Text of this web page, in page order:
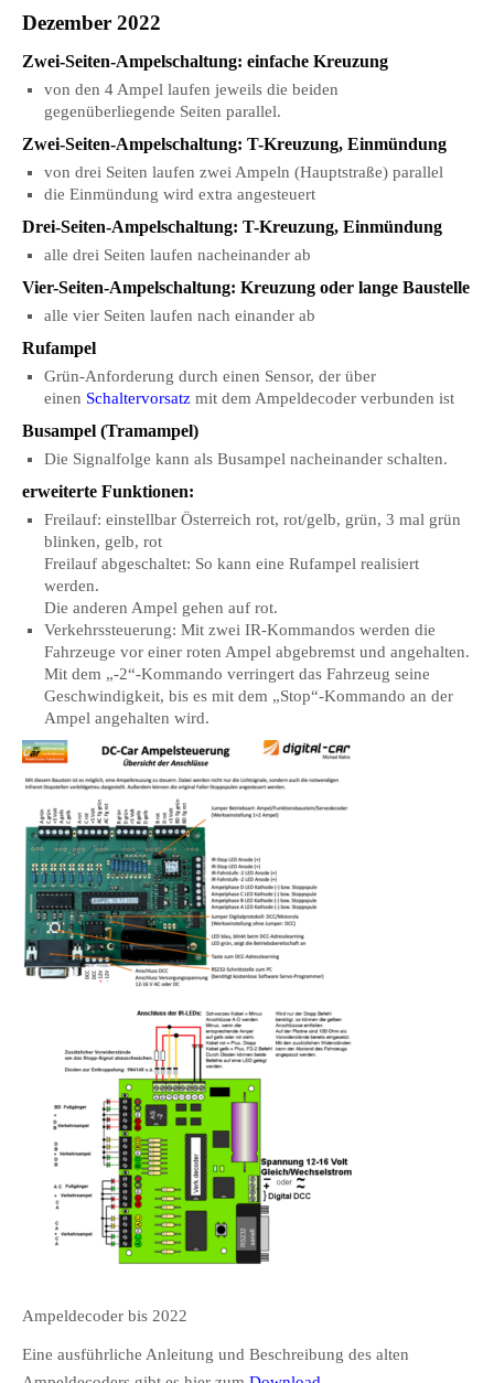
Dezember 2022
Zwei-Seiten-Ampelschaltung: einfache Kreuzung
von den 4 Ampel laufen jeweils die beiden
gegenüberliegende Seiten parallel.
Zwei-Seiten-Ampelschaltung: T-Kreuzung, Einmündung
von drei Seiten laufen zwei Ampeln (Hauptstraße) parallel
die Einmündung wird extra angesteuert
Drei-Seiten-Ampelschaltung: T-Kreuzung, Einmündung
alle drei Seiten laufen nacheinander ab
Vier-Seiten-Ampelschaltung: Kreuzung oder lange Baustelle
alle vier Seiten laufen nach einander ab
Rufampel
Grün-Anforderung durch einen Sensor, der über
einen Schaltervorsatz mit dem Ampeldecoder verbunden ist
Busampel (Tramampel)
Die Signalfolge kann als Busampel nacheinander schalten.
erweiterte Funktionen:
Freilauf: einstellbar Österreich rot, rot/gelb, grün, 3 mal grün
blinken, gelb, rot
Freilauf abgeschaltet: So kann eine Rufampel realisiert
werden.
Die anderen Ampel gehen auf rot.
Verkehrssteuerung: Mit zwei IR-Kommandos werden die
Fahrzeuge vor einer roten Ampel abgebremst und angehalten.
Mit dem „-2“-Kommando verringert das Fahrzeug seine
Geschwindigkeit, bis es mit dem „Stop“-Kommando an der
Ampel angehalten wird.
Ampeldecoder bis 2022
Eine ausführliche Anleitung und Beschreibung des alten